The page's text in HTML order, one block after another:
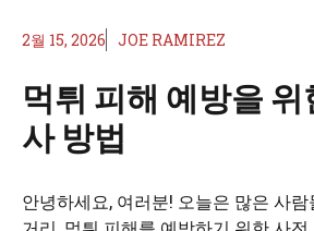
2월 15, 2026 JOE RAMIREZ
먹튀 피해 예방을 위
사 방법
안녕하세요, 여러분! 오늘은 많은 사